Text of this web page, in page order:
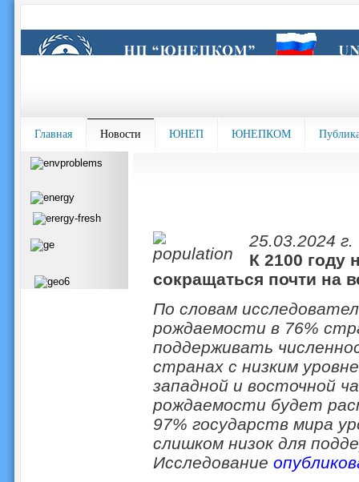
Главная Новости ЮНЕП ЮНЕПКОМ
25.03.2024 г.
К 2100 году
сокращаться почти на
По словам
рождаемости в 76%
поддерживать
странах с низким
западной и восточной
рождаемости будет
97% государств мира
слишком низок для
Исследование